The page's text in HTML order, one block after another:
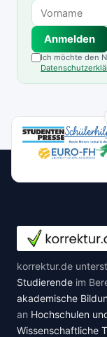
Anmelden
Ich möchte den
korrektur.de
Studierende im
akademische
an Hochschulen
Wissenschaftliche